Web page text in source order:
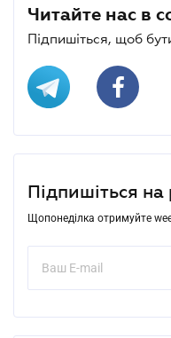
Читайте нас в
Підпишіться, щоб
Підпишіться на
Щопонеділка отримуйте